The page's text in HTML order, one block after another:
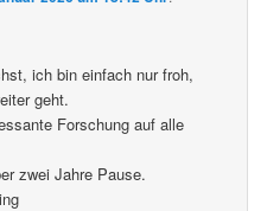
ich bin einfach nur froh,
geht.
Forschung auf alle
zwei Jahre Pause.